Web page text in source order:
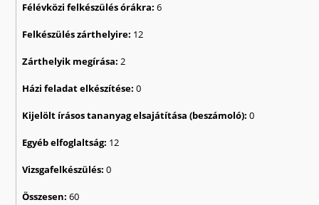
Félévközi felkészülés órákra:6
Felkészülés zárthelyire: 12
Zárthelyik megírása:2
Házi feladat elkészítése:0
Kijelölt írásos tananyag elsajátítása (beszámoló):0
Egyéb elfoglaltság: 12
Vizsgafelkészülés:0
Összesen:60